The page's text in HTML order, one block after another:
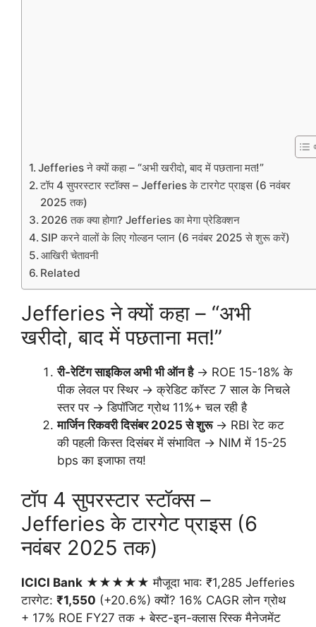
Jefferies ने क्यों कहा – “अभी खरीदो, बाद में पछताना मत!”
टॉप 4 सुपरस्टार स्टॉक्स – Jefferies के टारगेट प्राइस (6 नवंबर
2025 तक)
2026 तक क्या होगा? Jefferies का मेगा प्रेडिक्शन
SIP करने वालों के लिए गोल्डन प्लान (6 नवंबर 2025 से शुरू करें)
आखिरी चेतावनी
Related
Jefferies ने क्यों कहा – “अभी
खरीदो, बाद में पछताना मत!”
री-रेटिंग साइकिल अभी भी ऑन है→ ROE 15-18% के
पीक लेवल पर स्थिर → क्रेडिट कॉस्ट 7 साल के निचले
स्तर पर → डिपॉजिट ग्रोथ 11%+ चल रही है
मार्जिन रिकवरी दिसंबर 2025 से शुरू→ RBI रेट कट
की पहली किस्त दिसंबर में संभावित → NIM में 15-25
bps का इजाफा तय!
टॉप 4 सुपरस्टार स्टॉक्स –
Jefferies के टारगेट प्राइस (6
नवंबर 2025 तक)
ICICI Bank ★★★★★ मौजूदा भाव: ₹1,285 Jefferies
टारगेट: ₹1,550 (+20.6%) क्यों? 16% CAGR लोन ग्रोथ
+ 17% ROE FY27 तक + बेस्ट-इन-क्लास रिस्क मैनेजमेंट